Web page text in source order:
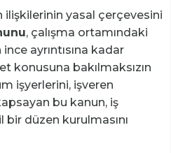
ilişkilerinin yasal çerçevesini
, çalışma ortamındaki
ayrıntısına kadar
konusuna bakılmaksızın
işyerlerini, işveren
bu kanun, iş
bir düzen kurulmasını